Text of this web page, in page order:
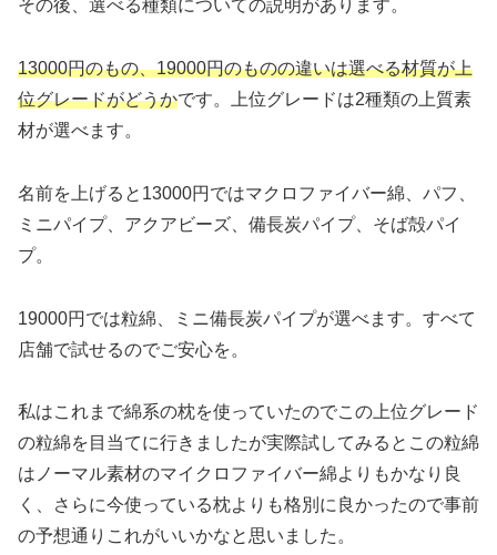
その後、選べる種類についての説明があります。
13000円のもの、19000円のものの違いは選べる材質が上
位グレードがどうかです。上位グレードは2種類の上質素
材が選べます。
名前を上げると13000円ではマクロファイバー綿、パフ、
ミニパイプ、アクアビーズ、備長炭パイプ、そば殻パイ
プ。
19000円では粒綿、ミニ備長炭パイプが選べます。すべて
店舗で試せるのでご安心を。
私はこれまで綿系の枕を使っていたのでこの上位グレード
の粒綿を目当てに行きましたが実際試してみるとこの粒綿
はノーマル素材のマイクロファイバー綿よりもかなり良
く、さらに今使っている枕よりも格別に良かったので事前
の予想通りこれがいいかなと思いました。